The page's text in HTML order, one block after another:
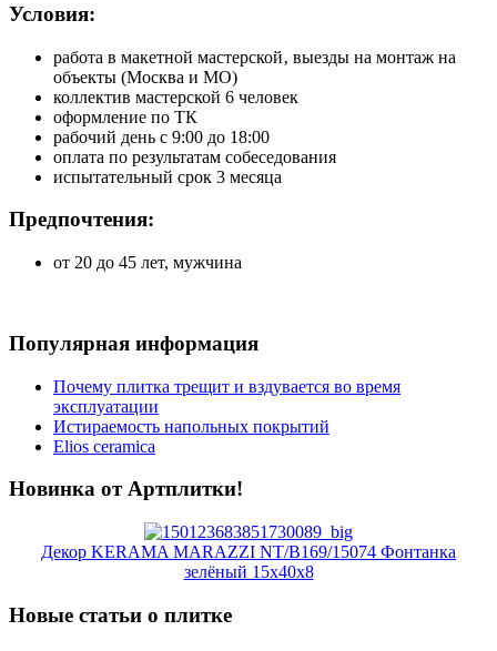
Условия:
работа в макетной мастерской‚ выезды на монтаж на
объекты (Москва и МО)
коллектив мастерской 6 человек
оформление по ТК
рабочий день с 9:00 до 18:00
оплата по результатам собеседования
испытательный срок 3 месяца
Предпочтения:
от 20 до 45 лет, мужчина
Популярная информация
Почему плитка трещит и вздувается во время
эксплуатации
Истираемость напольных покрытий
Elios ceramica
Новинка от Артплитки!
Декор KERAMA MARAZZI NT/B169/15074 Фонтанка
зелёный 15х40х8
Новые статьи о плитке